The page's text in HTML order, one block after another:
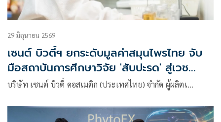
29 มิถุนายน 2569
เซนต์ บิวตี้ฯ ยกระดับมูลค่าสมุนไพรไทย จับ
มือสถาบันการศึกษาวิจัย 'สับปะรด' สู่เวช
สำอาง
บริษัท เซนต์ บิวตี้ คอสเมติก (ประเทศไทย) จำกัด ผู้ผลิตเ…